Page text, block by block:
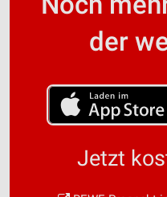
der
Jetzt